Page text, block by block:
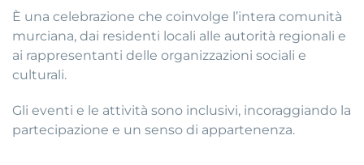
È una celebrazione che coinvolge l’intera comunità
murciana, dai residenti locali alle autorità regionali e
ai rappresentanti delle organizzazioni sociali e
culturali.
Gli eventi e le attività sono inclusivi, incoraggiando la
partecipazione e un senso di appartenenza.